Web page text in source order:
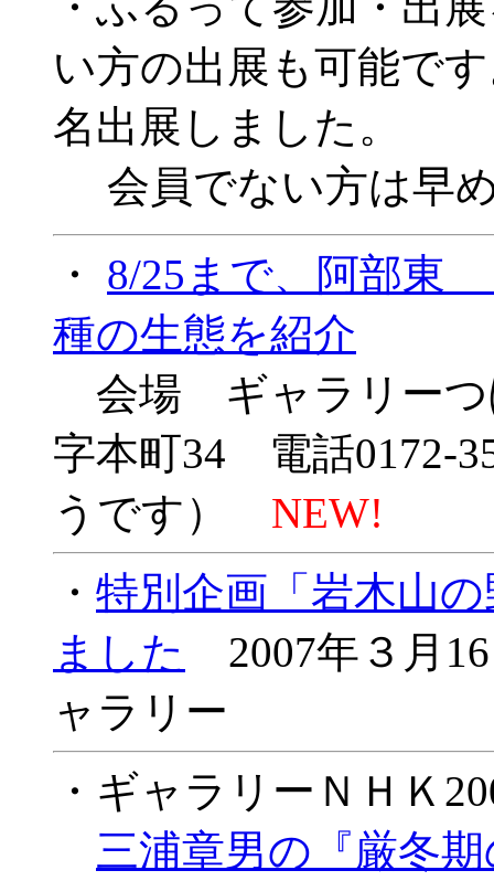
い方の出展も可能で
名出展しました。
会員でない方は早
・ 8/25まで、阿部東
種の生態を紹介
会場 ギャラリーつ
字本町34 電話0172-
うです） NEW!
・ 特別企画「岩木山
ました
2007年３月
ャラリー
・ギャラリーＮＨＫ
三浦章男の『厳冬